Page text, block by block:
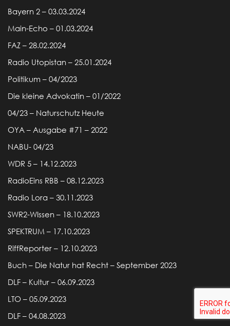
Bayern 2 – 03.03.2024
Main-Echo – 01.03.2024
FAZ – 28.02.2024
Radio Utopistan – 25.01.2024
Politikum – 04/2023
Die kleine Advokatin – 01/2022
04/23 – Naturschutz Heute
OYA – Ausgabe #71 – 2022
NABU- 04/23
WDR 5 – 14.12.2023
RadioEins RBB – 08.12.2023
Radio Lora – 30.11.2023
SWR2-WIssen – 18.10.2023
SPEKTRUM – 17.10.2023
RiffReporter – 12.10.2023
Buch – Die Natur hat Recht – September 2023
DLF – Kultur – 06.09.2023
LTO – 05.09.2023
DLF – 04.08.2023